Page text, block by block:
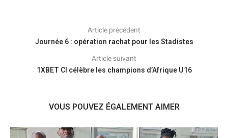
Article précédent
Journée 6 : opération rachat pour les Stadistes
Article suivant
1XBET CI célèbre les champions d’Afrique U16
VOUS POUVEZ ÉGALEMENT AIMER